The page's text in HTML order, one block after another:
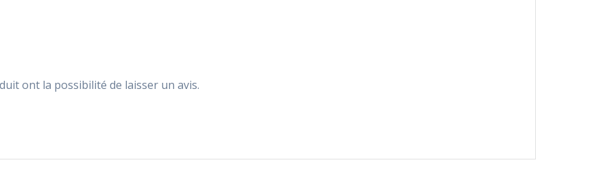
ont la possibilité de laisser un avis.